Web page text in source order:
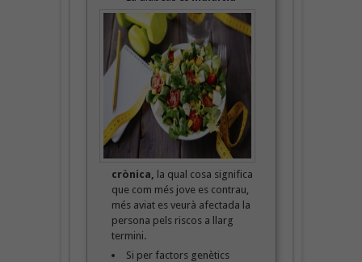
crònica,
la qual cosa significa
que com més jove es contrau,
més aviat es veurà afectada la
persona pels riscos a llarg
termini.
Si per factors genètics